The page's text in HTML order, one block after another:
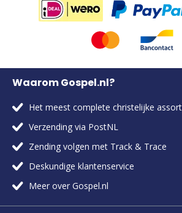
Waarom Gospel.nl?
Het meest complete christelijke
Verzending via PostNL
Zending volgen met Track & Trace
Deskundige klantenservice
Meer over Gospel.nl